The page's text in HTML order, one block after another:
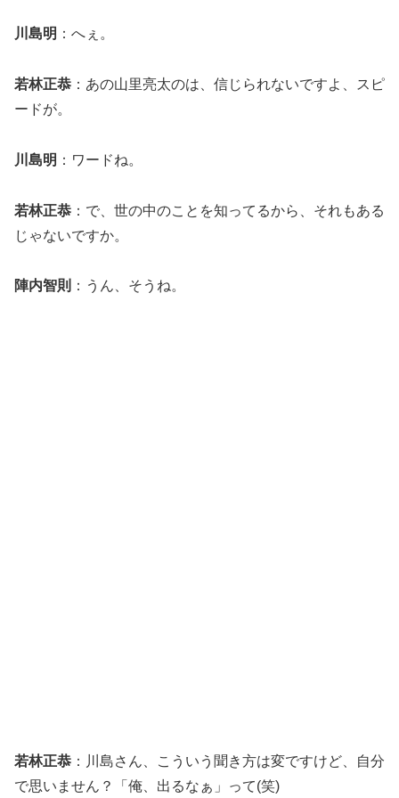
川島明 ：へぇ。
若林正恭 ：あの山里亮太のは、信じられないですよ、スピ
ードが。
川島明 ：ワードね。
若林正恭 ：で、世の中のことを知ってるから、それもある
じゃないですか。
陣内智則 ：うん、そうね。
若林正恭 ：川島さん、こういう聞き方は変ですけど、自分
で思いません？「俺、出るなぁ」って(笑)